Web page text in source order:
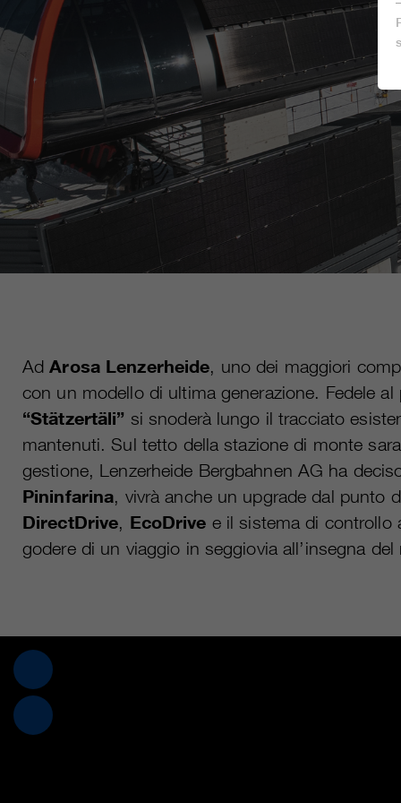
AdArosa Lenzerheide, uno dei maggiori
con un modello di ultima generazione. Fedele al
“Stätzertäli” si snoderà lungo il tracciato
mantenuti. Sul tetto della stazione di monte
gestione, Lenzerheide Bergbahnen AG ha
Pininfarina, vivrà anche un upgrade dal punto
DirectDrive, EcoDrive e il sistema di controllo
godere di un viaggio in seggiovia all’insegna